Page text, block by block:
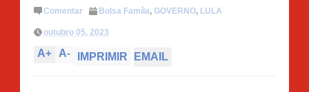
Comentar Bolsa Famíla, GOVERNO, LULA
outubro 05, 2023
A+ A- IMPRIMIR EMAIL